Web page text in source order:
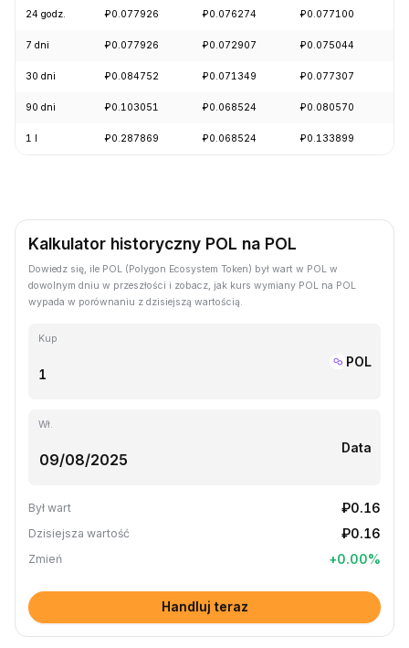
24 godz. ₽0.077926 ₽0.076274 ₽0.077100
7 dni ₽0.077926 ₽0.072907 ₽0.075044
30 dni ₽0.084752 ₽0.071349 ₽0.077307
90 dni ₽0.103051 ₽0.068524 ₽0.080570
1 l ₽0.287869 ₽0.068524 ₽0.133899
Kalkulator historyczny POL na POL
Dowiedz się, ile POL (Polygon Ecosystem Token) był wart w POL w
dowolnym dniu w przeszłości i zobacz, jak kurs wymiany POL na POL
wypada w porównaniu z dzisiejszą wartością.
Kup
POL
Wł.
Data
Był wart ₽0.16
Dzisiejsza wartość ₽0.16
Zmień +0.00%
Handluj teraz